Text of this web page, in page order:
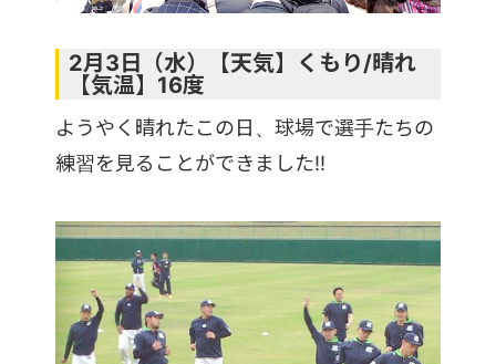
2月3日（水）【天気】くもり/晴れ
【気温】16度
ようやく晴れたこの日、球場で選手たちの
練習を見ることができました!!